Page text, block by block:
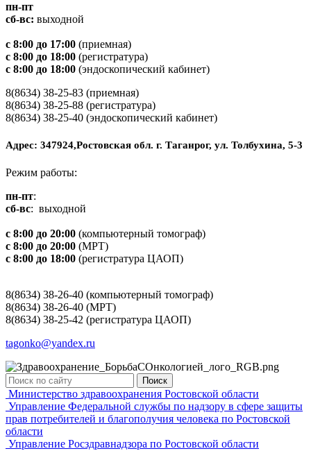
пн-пт
сб-вс: выходной
с 8:00 до 17:00 (приемная)
с 8:00 до 18:00 (регистратура)
с 8:00 до 18:00 (эндоскопический кабинет)
8(8634) 38-25-83 (приемная)
8(8634) 38-25-88 (регистратура)
8(8634) 38-25-40 (эндоскопический кабинет)
Адрес: 347924,Ростовская обл. г. Таганрог, ул. Толбухина, 5-3
Режим работы:
пн-пт:
сб-вс: выходной
с 8:00 до 20:00 (компьютерный томограф)
с 8:00 до 20:00 (МРТ)
с 8:00 до 18:00 (регистратура ЦАОП)
8(8634) 38-26-40 (компьютерный томограф)
8(8634) 38-26-40 (МРТ)
8(8634) 38-25-42 (регистратура ЦАОП)
tagonko@yandex.ru
Поиск
Министерство здравоохранения Ростовской области
Управление Федеральной службы по надзору в сфере защиты
прав потребителей и благополучия человека по Ростовской
области
Управление Росздравнадзора по Ростовской области